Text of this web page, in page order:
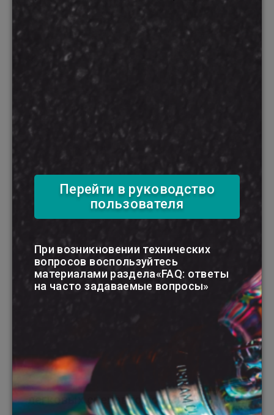
Сокращен перечень населенных
пунктов в зонах радиоактивного ...
04 августа 2026 г.
Установлен табель положенности
легковых спецавтомобилей ...
Перейти в руководство
пользователя
При возникновении технических
вопросов воспользуйтесь
материалами раздела«FAQ: ответы
на часто задаваемые вопросы»